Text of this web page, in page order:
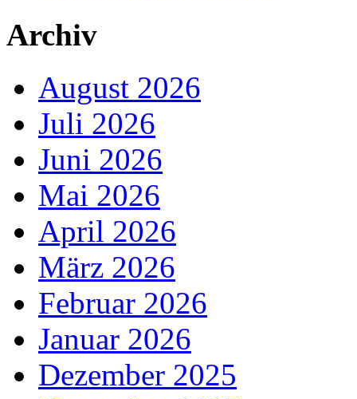
Archiv
August 2026
Juli 2026
Juni 2026
Mai 2026
April 2026
März 2026
Februar 2026
Januar 2026
Dezember 2025